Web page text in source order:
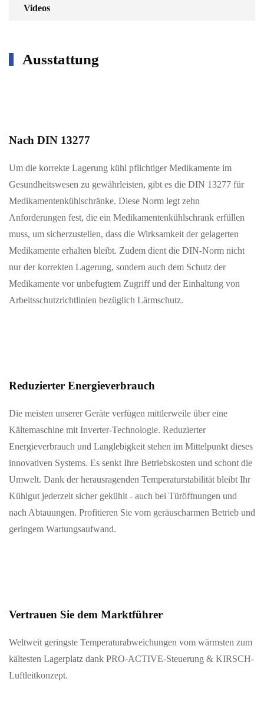
Videos
Ausstattung
Nach DIN 13277
Um die korrekte Lagerung kühl pflichtiger Medikamente im
Gesundheitswesen zu gewährleisten, gibt es die DIN 13277 für
Medikamentenkühlschränke. Diese Norm legt zehn
Anforderungen fest, die ein Medikamentenkühlschrank erfüllen
muss, um sicherzustellen, dass die Wirksamkeit der gelagerten
Medikamente erhalten bleibt. Zudem dient die DIN-Norm nicht
nur der korrekten Lagerung, sondern auch dem Schutz der
Medikamente vor unbefugtem Zugriff und der Einhaltung von
Arbeitsschutzrichtlinien bezüglich Lärmschutz.
Reduzierter Energieverbrauch
Die meisten unserer Geräte verfügen mittlerweile über eine
Kältemaschine mit Inverter-Technologie. Reduzierter
Energieverbrauch und Langlebigkeit stehen im Mittelpunkt dieses
innovativen Systems. Es senkt Ihre Betriebskosten und schont die
Umwelt. Dank der herausragenden Temperaturstabilität bleibt Ihr
Kühlgut jederzeit sicher gekühlt - auch bei Türöffnungen und
nach Abtauungen. Profitieren Sie vom geräuscharmen Betrieb und
geringem Wartungsaufwand.
Vertrauen Sie dem Marktführer
Weltweit geringste Temperaturabweichungen vom wärmsten zum
kältesten Lagerplatz dank PRO-ACTIVE-Steuerung & KIRSCH-
Luftleitkonzept.